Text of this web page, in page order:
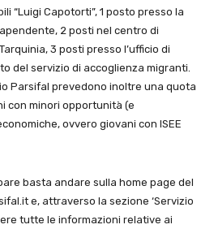
“Luigi Capotorti”, 1 posto presso la
2 posti nel centro di
3 posti presso l’ufficio di
del servizio di accoglienza migranti.
Parsifal prevedono inoltre una quota
con minori opportunità (e
ovvero giovani con ISEE
basta andare sulla home page del
e, attraverso la sezione ‘Servizio
tutte le informazioni relative ai